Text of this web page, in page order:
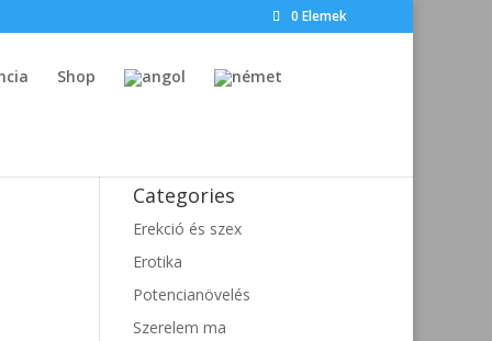
0 Elemek
Shop
Categories
Erekció és szex
Erotika
Potencianövelés
Szerelem ma